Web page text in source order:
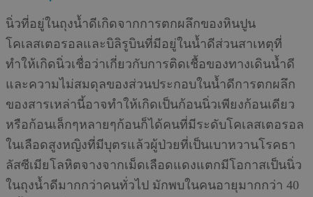
นิ่วที่อยู่ในถุงนํ้าดีเกิดจากการตกผลึกของหินปูน
โคเลสเตอรอลและบิลิรูบินที่มีอยู่ในนํ้าดีส่วนสาเหตุที่
ทำให้เกิดนิ่วเชื่อว่าเกี่ยวกับการติดเชื้อของทางเดินนํ้าดี
และความไม่สมดุลของส่วนประกอบในนํ้าดีการตกผลึก
ของสารเหล่านี้อาจทำให้เกิดเป็นก้อนนิ่วเพียงก้อนเดียว
หรือก้อนเล็กๆหลายๆก้อนก็ได้คนที่มีระดับโคเลสเตอรอล
ในเลือดสูงหญิงที่มีบุตรแล้วผู้ป่วยที่เป็นเบาหวานโรคธา
ลัสซีเมียโลหิตจางจากเม็ดเลือดแดงแตกมีโอกาสเป็นนิ่ว
ในถุงน้ำดีมากกว่าคนทั่วไป มักพบในคนอายุมากกว่า 40